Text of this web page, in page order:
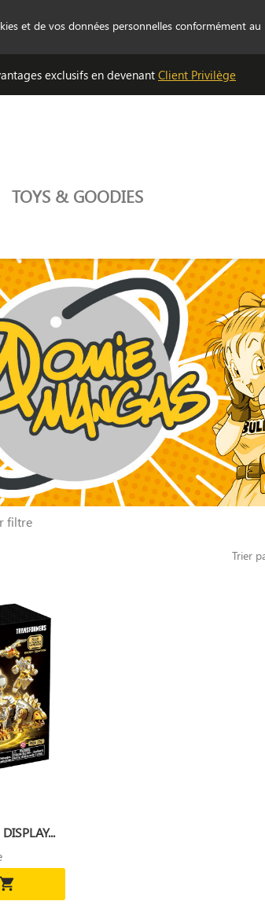
et de vos données personnelles conformément au
exclusifs en devenantClient Privilège
TOYS & GOODIES
filtre
Trier